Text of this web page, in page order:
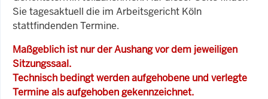
Sie tagesaktuell die im Arbeitsgericht Köln
stattfindenden Termine.
Maßgeblich ist nur der Aushang vor dem jeweiligen
Sitzungssaal.
Technisch bedingt werden aufgehobene und verlegte
Termine als aufgehoben gekennzeichnet.